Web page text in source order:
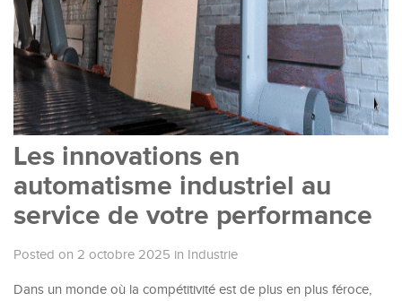
Les innovations en
automatisme industriel au
service de votre performance
Posted on 2 octobre 2025 in Industrie
Dans un monde où la compétitivité est de plus en plus féroce,